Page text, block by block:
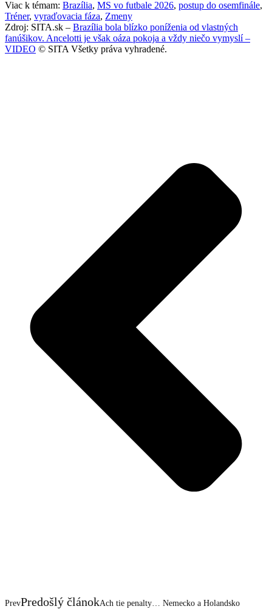
Viac k témam: Brazília, MS vo futbale 2026, postup do osemfinále,
Tréner, vyraďovacia fáza, Zmeny
Zdroj: SITA.sk – Brazília bola blízko poníženia od vlastných
fanúšikov. Ancelotti je však oáza pokoja a vždy niečo vymyslí –
VIDEO © SITA Všetky práva vyhradené.
PrevPredošlý článokAch tie penalty… Nemecko a Holandsko